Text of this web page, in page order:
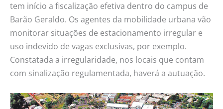
tem início a fiscalização efetiva dentro do campus de
Barão Geraldo. Os agentes da mobilidade urbana vão
monitorar situações de estacionamento irregular e
uso indevido de vagas exclusivas, por exemplo.
Constatada a irregularidade, nos locais que contam
com sinalização regulamentada, haverá a autuação.